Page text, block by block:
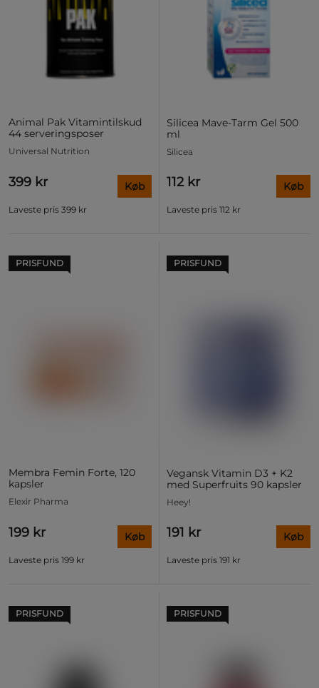
Animal Pak Vitamintilskud
44 serveringsposer
Universal Nutrition
399 kr
Laveste pris 399 kr
Køb
Silicea Mave-Tarm Gel 500
ml
Silicea
112 kr
Laveste pris 112 kr
Køb
PRISFUND
Membra Femin Forte, 120
kapsler
Elexir Pharma
199 kr
Laveste pris 199 kr
Køb
PRISFUND
Vegansk Vitamin D3 + K2
med Superfruits 90 kapsler
Heey!
191 kr
Laveste pris 191 kr
Køb
PRISFUND PRISFUND